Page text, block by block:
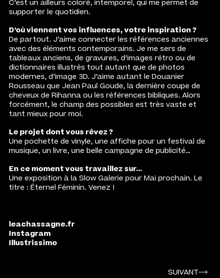
C’est un ailleurs coloré, intemporel, qui me permet de
supporter le quotidien.
D’où viennent vos influences, votre inspiration ?
De partout. J’aime connecter les références anciennes
avec des éléments contemporains. Je me sers de
tableaux anciens, de gravures, d’images rétro ou de
dictionnaires illustrés tout autant que de photos
modernes, d’image 3D. J’aime autant le Douanier
Rousseau que Jean Paul Goude, la dernière coupe de
cheveux de Rihanna ou les références bibliques. Alors
forcément, le champ des possibles est très vaste et
tant mieux pour moi.
Le projet dont vous rêvez ?
Une pochette de vinyle, une affiche pour un festival de
musique, un livre, une belle campagne de publicité…
En ce moment vous travaillez sur…
Une exposition à la Slow Galerie pour Mai prochain. Le
titre : Éternel Féminin. Venez !
leachassagne.fr
Instagram
Illustrissimo
SUIVANT